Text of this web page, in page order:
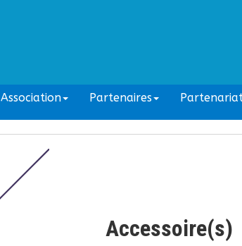
Association Partenaires
Accessoire(s)